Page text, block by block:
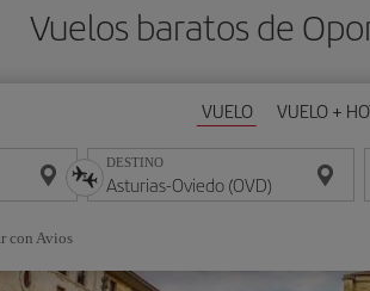
Vuelos baratos de
VUELO VUELO +
DESTINO
con Avios